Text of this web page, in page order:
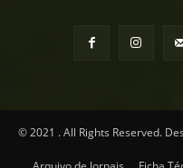
© 2021 . All Rights Reserved.